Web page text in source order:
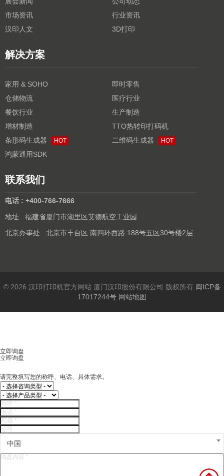
市场资讯
行业资讯
汉印人文
3D打印
解决方案
家用 & SOHO
即时零售
仓储物流
医疗行业
餐饮行业
生产制造
增材制造
TTO热转印打码机
条形码生成器
HOT 二维码生成器 HOT
鸿蒙通用SDK
联系我们
电话 : +400-766-7666
地址 : 福建省厦门市湖里区艾德航空工业园
北京办事处 : 北京市丰台区 南四环西路 188号五区30号楼2层
© 2026 汉印打印机官方网站 厦门汉印股份有限公司 版权所有 闽ICP备
17017244号 网站地图
立即询盘
立即询盘
请完整填写您的称呼、电话、具体需求。
中国